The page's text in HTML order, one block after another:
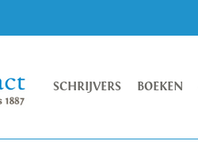
SCHRIJVERS BOEKEN